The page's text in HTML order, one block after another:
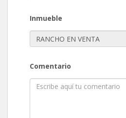
Inmueble
Comentario